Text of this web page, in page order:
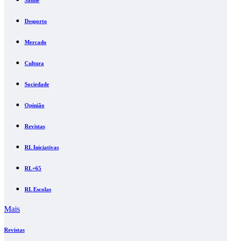
Desporto
Mercado
Cultura
Sociedade
Opinião
Revistas
RL Iniciativas
RL+65
RL Escolas
Mais
Revistas